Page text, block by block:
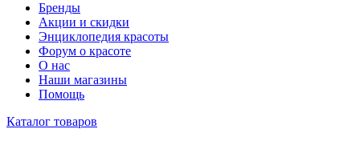
Бренды
Акции и скидки
Энциклопедия красоты
Форум о красоте
О нас
Наши магазины
Помощь
Каталог товаров